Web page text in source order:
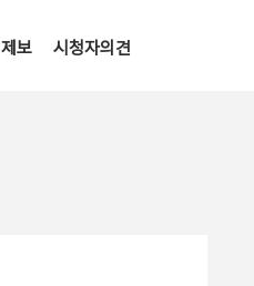
제보 시청자의견